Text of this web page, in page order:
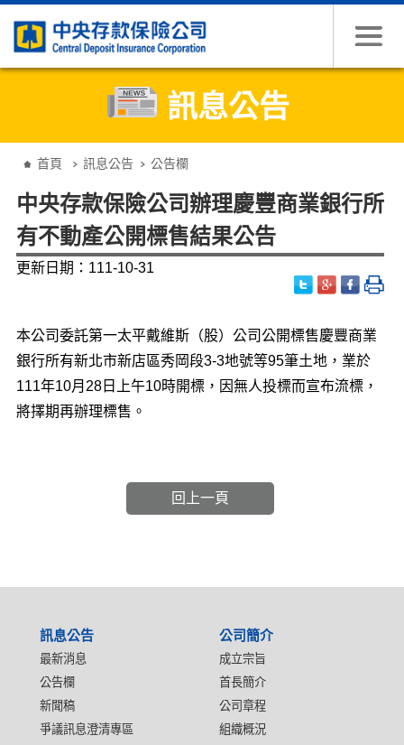
訊息公告
首頁 訊息公告 公告欄
中央存款保險公司辦理慶豐商業銀行所
有不動產公開標售結果公告
更新日期：111-10-31
本公司委託第一太平戴維斯（股）公司公開標售慶豐商業
銀行所有新北市新店區秀岡段3-3地號等95筆土地，業於
111年10月28日上午10時開標，因無人投標而宣布流標，
將擇期再辦理標售。
回上一頁
訊息公告
最新消息
公告欄
新聞稿
爭議訊息澄清專區
公司簡介
成立宗旨
首長簡介
公司章程
組織概況